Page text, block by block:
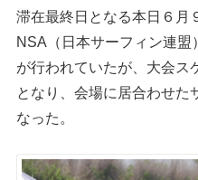
滞在最終日となる本日６月
NSA（日本サーフィン連盟
が行われていたが、大会ス
となり、会場に居合わせた
なった。